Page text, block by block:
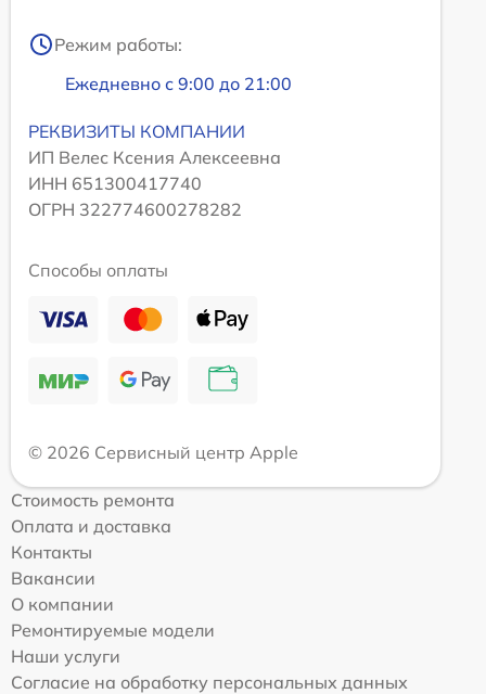
Режим работы:
Ежедневно с 9:00 до 21:00
РЕКВИЗИТЫ КОМПАНИИ
ИП Велес Ксения Алексеевна
ИНН 651300417740
ОГРН 322774600278282
Способы оплаты
© 2026 Сервисный центр Apple
Стоимость ремонта
Оплата и доставка
Контакты
Вакансии
О компании
Ремонтируемые модели
Наши услуги
Согласие на обработку персональных данных